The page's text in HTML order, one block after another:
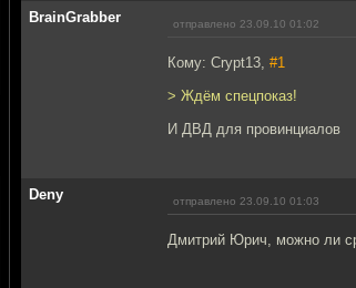
BrainGrabber отправлено 23.09.10 01:02
Кому: Crypt13, #1
> Ждём спецпоказ!
И ДВД для провинциалов
Deny отправлено 23.09.10 01:03
Дмитрий Юрич, можно ли